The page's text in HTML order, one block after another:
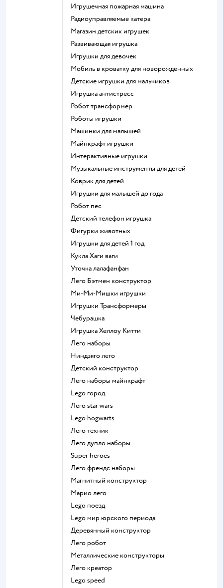
Игрушечная пожарная машина
Радиоуправляемые катера
Магазин детских игрушек
Развивающая игрушка
Игрушки для девочек
Мобиль в кроватку для новорожденных
Детские игрушки для мальчиков
Игрушка антистресс
Робот трансформер
Роботы игрушки
Машинки для малышей
Майнкрафт игрушки
Интерактивные игрушки
Музыкальные инструменты для детей
Коврик для детей
Игрушки для малышей до года
Робот пес
Детский телефон игрушка
Фигурки животных
Игрушки для детей 1 год
Кукла Хаги ваги
Уточка лалафанфан
Лего Бэтмен конструктор
Ми-Ми-Мишки игрушки
Игрушки Трансформеры
Чебурашка
Игрушка Хеллоу Китти
Лего наборы
Ниндзяго лего
Детский конструктор
Лего наборы майнкрафт
Lego город
Лего star wars
Lego hogwarts
Лего техник
Лего дупло наборы
Super heroes
Лего френдс наборы
Магнитный конструктор
Марио лего
Lego поезд
Lego мир юрского периода
Деревянный конструктор
Лего робот
Металлические конструкторы
Лего креатор
Lego speed